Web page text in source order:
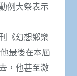
例大祭表示
《幻想鄉樂
最後在本屆
，他甚至激